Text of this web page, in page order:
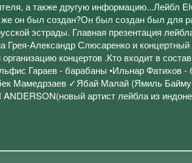
а также другую информацию...Лейбл
он был создан?Он был создан был для
эстрады. Главная презентация
Грея-Александр Слюсаренко и концертный
концертов .Кто входит в состав
Гараев - барабаны •Ильнар Фатихов -
Мамедрзаев ✓Ябай Малай (Ямиль
артист лейбла из